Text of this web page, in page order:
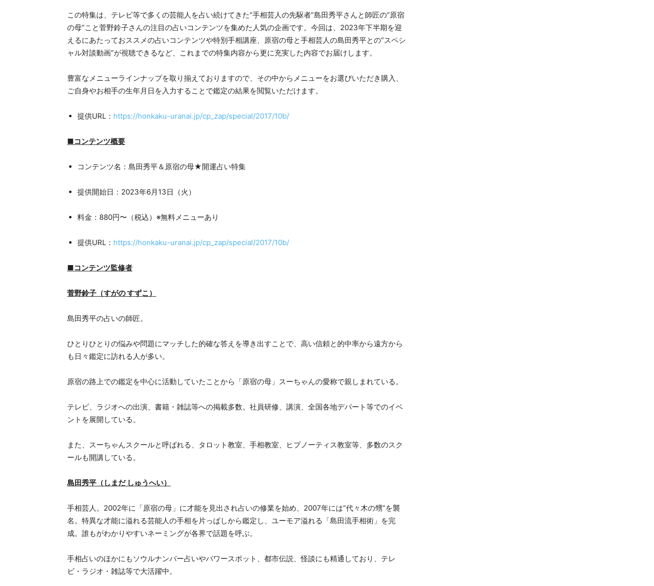
この特集は、テレビ等で多くの芸能人を占い続けてきた“手相芸人の先駆者”島田秀平さんと師匠の“原宿
の母”こと菅野鈴子さんの注目の占いコンテンツを集めた人気の企画です。今回は、2023年下半期を迎
えるにあたっておススメの占いコンテンツや特別手相講座、原宿の母と手相芸人の島田秀平との“スペシ
ャル対談動画”が視聴できるなど、これまでの特集内容から更に充実した内容でお届けします。
豊富なメニューラインナップを取り揃えておりますので、その中からメニューをお選びいただき購入、
ご自身やお相手の生年月日を入力することで鑑定の結果を閲覧いただけます。
提供URL： https://honkaku-uranai.jp/cp_zap/special/2017/10b/
■コンテンツ概要
コンテンツ名：島田秀平＆原宿の母★開運占い特集
提供開始日：2023年6月13日（火）
料金：880円〜（税込）※無料メニューあり
提供URL： https://honkaku-uranai.jp/cp_zap/special/2017/10b/
■コンテンツ監修者
菅野鈴子（すがの すずこ）
島田秀平の占いの師匠。
ひとりひとりの悩みや問題にマッチした的確な答えを導き出すことで、高い信頼と的中率から遠方から
も日々鑑定に訪れる人が多い。
原宿の路上での鑑定を中心に活動していたことから「原宿の母」スーちゃんの愛称で親しまれている。
テレビ、ラジオへの出演、書籍・雑誌等への掲載多数。社員研修、講演、全国各地デパート等でのイベ
ントを展開している。
また、スーちゃんスクールと呼ばれる、タロット教室、手相教室、ヒプノーティス教室等、多数のスク
ールも開講している。
島田秀平（しまだ しゅうへい）
手相芸人。2002年に「原宿の母」に才能を見出され占いの修業を始め、2007年には“代々木の甥”を襲
名。特異な才能に溢れる芸能人の手相を片っぱしから鑑定し、ユーモア溢れる「島田流手相術」を完
成。誰もがわかりやすいネーミングが各界で話題を呼ぶ。
手相占いのほかにもソウルナンバー占いやパワースポット、都市伝説、怪談にも精通しており、テレ
ビ・ラジオ・雑誌等で大活躍中。